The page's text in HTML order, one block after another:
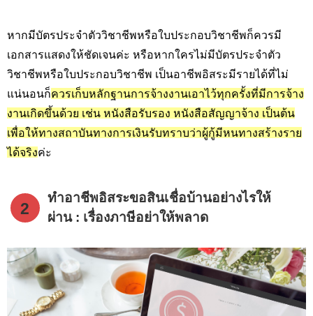
หากมีบัตรประจำตัววิชาชีพหรือใบประกอบวิชาชีพก็ควรมี
เอกสารแสดงให้ชัดเจนค่ะ หรือหากใครไม่มีบัตรประจำตัว
วิชาชีพหรือใบประกอบวิชาชีพ เป็นอาชีพอิสระมีรายได้ที่ไม่
แน่นอนก็ควรเก็บหลักฐานการจ้างงานเอาไว้ทุกครั้งที่มีการจ้าง
งานเกิดขึ้นด้วย เช่น หนังสือรับรอง หนังสือสัญญาจ้าง เป็นต้น
เพื่อให้ทางสถาบันทางการเงินรับทราบว่าผู้กู้มีหนทางสร้างราย
ได้จริงค่ะ
2
ทำอาชีพอิสระขอสินเชื่อบ้านอย่างไรให้
ผ่าน : เรื่องภาษีอย่าให้พลาด